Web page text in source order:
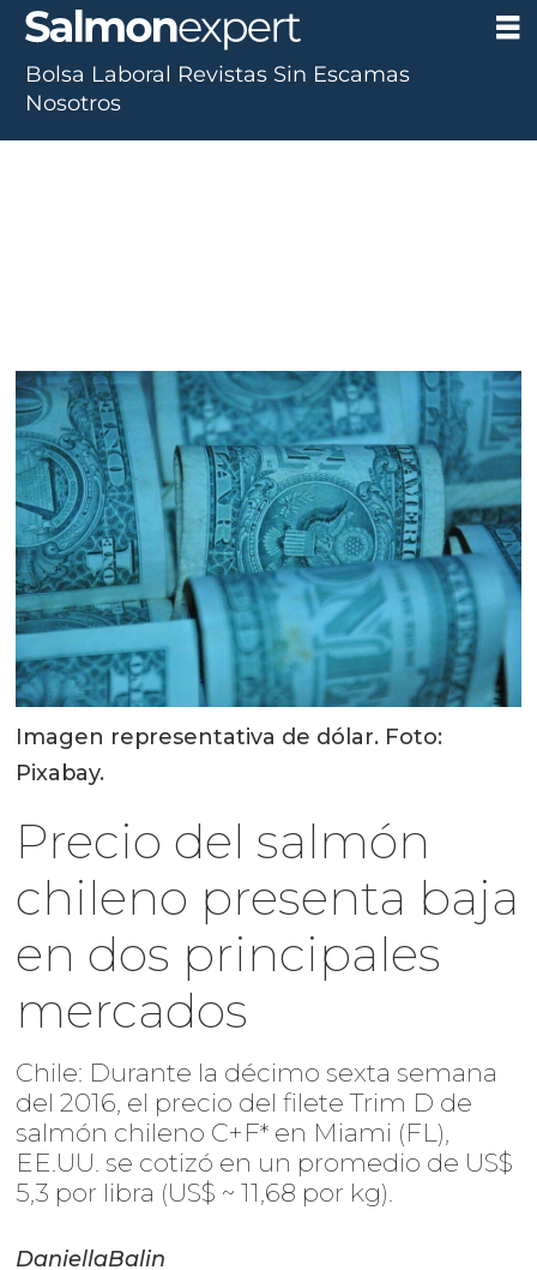
Imagen representativa de dólar. Foto:
Pixabay.
Precio del salmón
chileno presenta baja
en dos principales
mercados
Chile: Durante la décimo sexta semana
del 2016, el precio del filete Trim D de
salmón chileno C+F* en Miami (FL),
EE.UU. se cotizó en un promedio de US$
5,3 por libra (US$ ~ 11,68 por kg).
DaniellaBalin
Bolsa Laboral Revistas Sin Escamas
Nosotros